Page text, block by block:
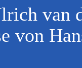
van
von